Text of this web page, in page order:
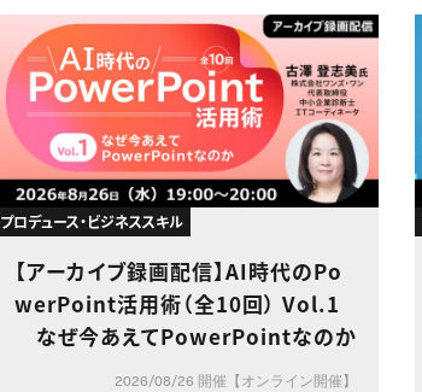
プロデュース・ビジネススキル
【アーカイブ録画配信】AI時代のPo
werPoint活用術（全10回） Vol.1
なぜ今あえてPowerPointなのか
2026/08/26 開催【オンライン開催】